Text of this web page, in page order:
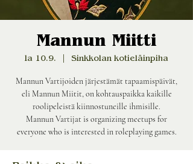
Mannun Miitti
la 10.9. Sinkkolan kotieläinpiha
Mannun Vartijoiden järjestämät tapaamispäivät,
eli Mannun Miitit, on kohtauspaikka kaikille
roolipeleistä kiinnostuneille ihmisille.
Mannun Vartijat is organizing meetups for
everyone who is interested in roleplaying games.